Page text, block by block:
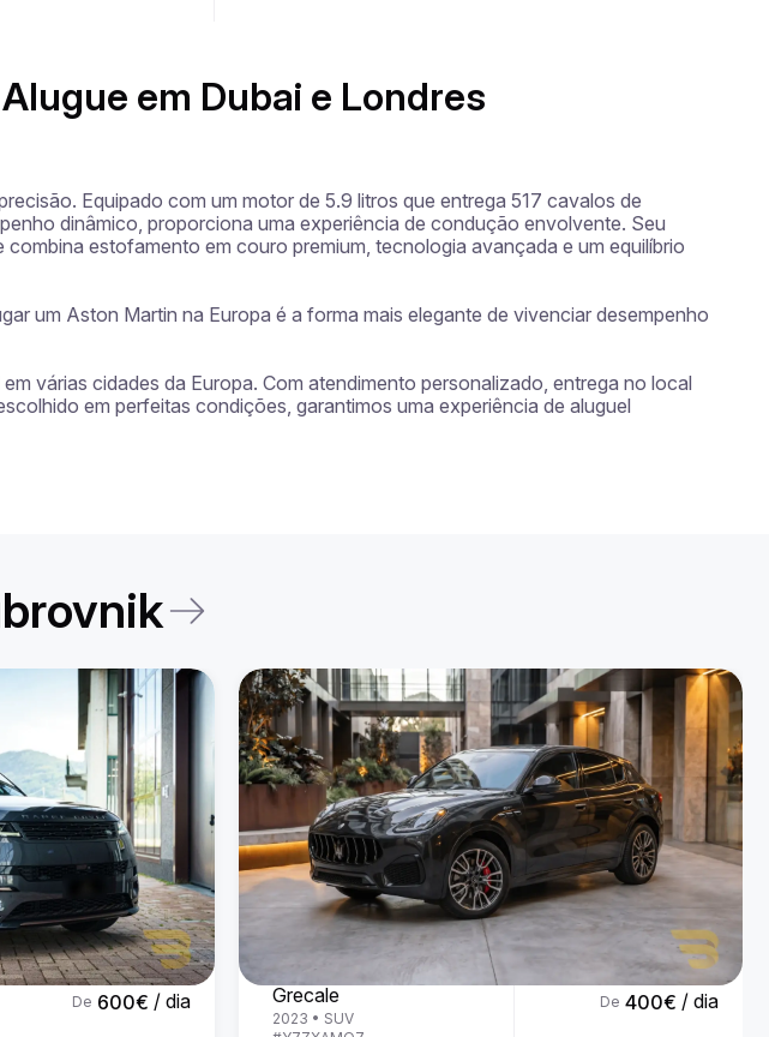
em Dubai e Londres
Equipado com um motor de 5.9 litros que entrega 517 cavalos de
dinâmico, proporciona uma experiência de condução envolvente. Seu
estofamento em couro premium, tecnologia avançada e um equilíbrio
um Aston Martin na Europa é a forma mais elegante de vivenciar desempenho
várias cidades da Europa. Com atendimento personalizado, entrega no local
em perfeitas condições, garantimos uma experiência de aluguel
De 600€ / dia
Grecale
2023 • SUV
De 400€ / dia